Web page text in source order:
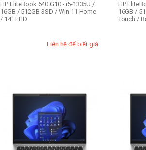
HP EliteBook 640 G10 - i5-1335U /
16GB / 512GB SSD / Win 11 Home
/ 14" FHD
Liên hệ để biết giá
HP
16GB /
Touch /